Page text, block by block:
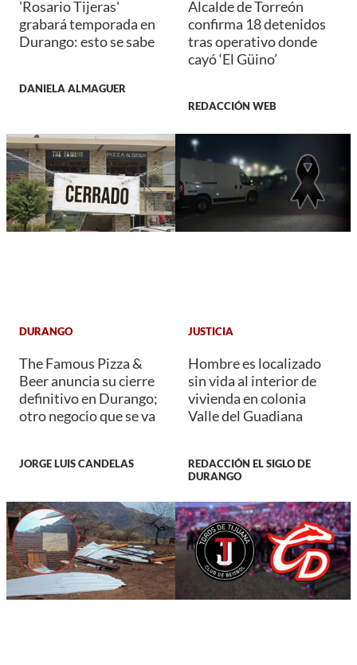
'Rosario Tijeras'
grabará temporada en
Durango: esto se sabe
DANIELA ALMAGUER
Alcalde de Torreón
confirma 18 detenidos
tras operativo donde
cayó ‘El Güino’
REDACCIÓN WEB
DURANGO
The Famous Pizza &
Beer anuncia su cierre
definitivo en Durango;
otro negocio que se va
JORGE LUIS CANDELAS
JUSTICIA
Hombre es localizado
sin vida al interior de
vivienda en colonia
Valle del Guadiana
REDACCIÓN EL SIGLO DE
DURANGO